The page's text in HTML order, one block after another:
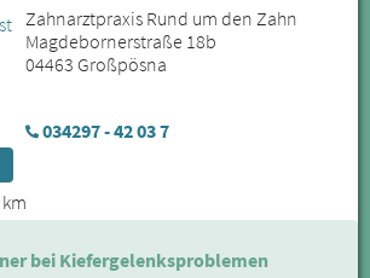
Zahnarztpraxis Rund um den Zahn
Magdebornerstraße 18b
04463 Großpösna
034297 - 42 03 7
bei Kiefergelenksproblemen